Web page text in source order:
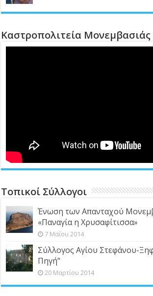
Καστροπολιτεία Μονεμβασιάς
Τοπικοί Σύλλογοι
Ένωση των Απανταχού
«Παναγία η Χρυσαφίτισσα»
7 Μαΐου 2014
Σύλλογος Αγίου Στεφάνου-
Πηγή”
20 Μαρτίου 2014